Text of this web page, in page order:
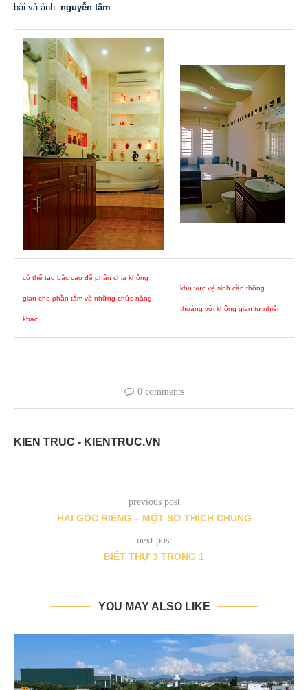
bài và ảnh: nguyễn tâm
có thể tạo bậc cao để phân chia không
gian cho phần tắm và những chức năng
khác
khu vực vệ sinh cần thông
thoáng với không gian tự nhiên
0 comments
KIEN TRUC - KIENTRUC.VN
previous post
HAI GÓC RIÊNG – MỘT SỞ THÍCH CHUNG
next post
BIỆT THỰ 3 TRONG 1
YOU MAY ALSO LIKE